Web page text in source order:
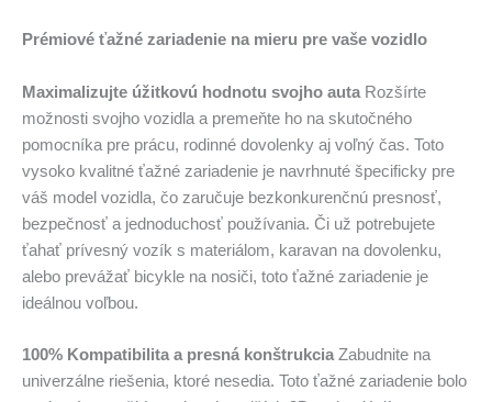
Prémiové ťažné zariadenie na mieru pre vaše vozidlo
Maximalizujte úžitkovú hodnotu svojho auta Rozšírte
možnosti svojho vozidla a premeňte ho na skutočného
pomocníka pre prácu, rodinné dovolenky aj voľný čas. Toto
vysoko kvalitné ťažné zariadenie je navrhnuté špecificky pre
váš model vozidla, čo zaručuje bezkonkurenčnú presnosť,
bezpečnosť a jednoduchosť používania. Či už potrebujete
ťahať prívesný vozík s materiálom, karavan na dovolenku,
alebo prevážať bicykle na nosiči, toto ťažné zariadenie je
ideálnou voľbou.
100% Kompatibilita a presná konštrukcia Zabudnite na
univerzálne riešenia, ktoré nesedia. Toto ťažné zariadenie bolo